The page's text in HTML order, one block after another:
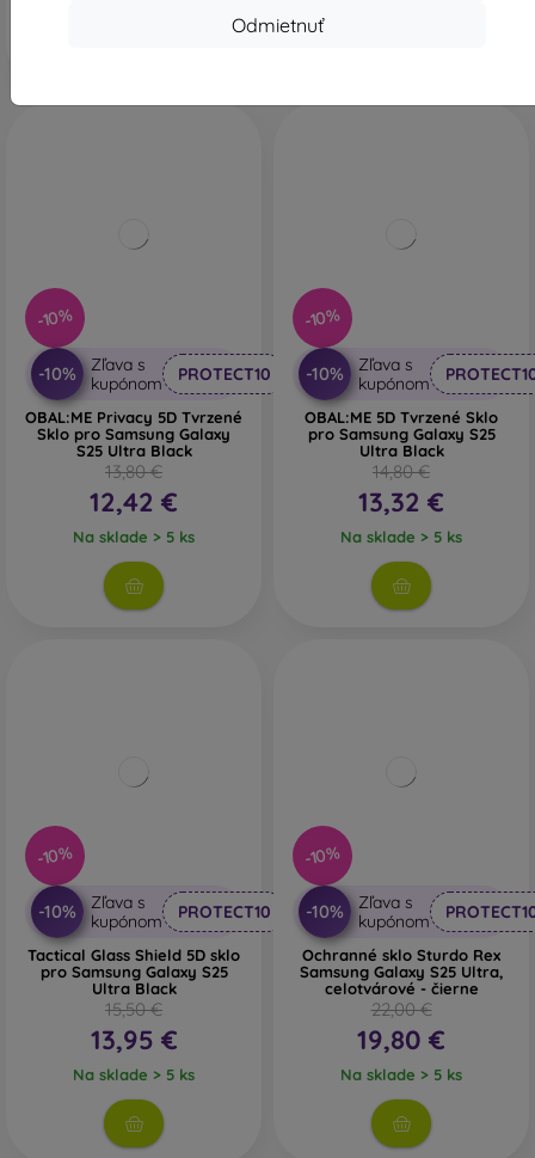
Odmietnuť
-10%
-10%
Zľava s
kupónom
PROTECT10
OBAL:ME Privacy 5D Tvrzené
Sklo pro Samsung Galaxy
S25 Ultra Black
13,80 €
12,42 €
Na sklade > 5 ks
-10%
-10%
Zľava s
kupónom
OBAL:ME 5D Tvrzené Sklo
pro Samsung Galaxy S25
Ultra Black
14,80 €
13,32 €
Na sklade > 5 ks
-10%
-10%
Zľava s
kupónom
PROTECT10
Tactical Glass Shield 5D sklo
pro Samsung Galaxy S25
Ultra Black
15,50 €
13,95 €
Na sklade > 5 ks
-10%
-10%
Zľava s
kupónom
Ochranné sklo Sturdo Rex
Samsung Galaxy S25 Ultra,
celotvárové - čierne
22,00 €
19,80 €
Na sklade > 5 ks